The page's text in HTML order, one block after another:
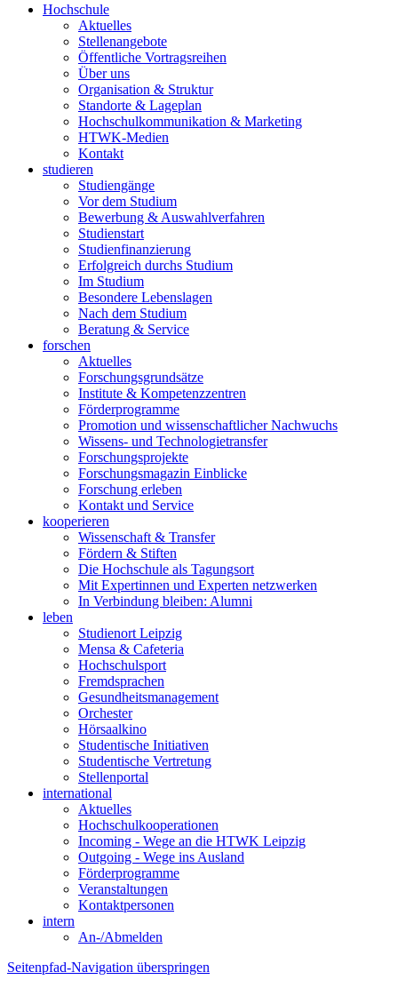
Hochschule
Aktuelles
Stellenangebote
Öffentliche Vortragsreihen
Über uns
Organisation & Struktur
Standorte & Lageplan
Hochschulkommunikation & Marketing
HTWK-Medien
Kontakt
studieren
Studiengänge
Vor dem Studium
Bewerbung & Auswahlverfahren
Studienstart
Studienfinanzierung
Erfolgreich durchs Studium
Im Studium
Besondere Lebenslagen
Nach dem Studium
Beratung & Service
forschen
Aktuelles
Forschungsgrundsätze
Institute & Kompetenzzentren
Förderprogramme
Promotion und wissenschaftlicher Nachwuchs
Wissens- und Technologietransfer
Forschungsprojekte
Forschungsmagazin Einblicke
Forschung erleben
Kontakt und Service
kooperieren
Wissenschaft & Transfer
Fördern & Stiften
Die Hochschule als Tagungsort
Mit Expertinnen und Experten netzwerken
In Verbindung bleiben: Alumni
leben
Studienort Leipzig
Mensa & Cafeteria
Hochschulsport
Fremdsprachen
Gesundheitsmanagement
Orchester
Hörsaalkino
Studentische Initiativen
Studentische Vertretung
Stellenportal
international
Aktuelles
Hochschulkooperationen
Incoming - Wege an die HTWK Leipzig
Outgoing - Wege ins Ausland
Förderprogramme
Veranstaltungen
Kontaktpersonen
intern
An-/Abmelden
Seitenpfad-Navigation überspringen